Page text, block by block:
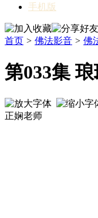
手机版
首页 > 佛法影音 > 佛
第033集
正娴老师